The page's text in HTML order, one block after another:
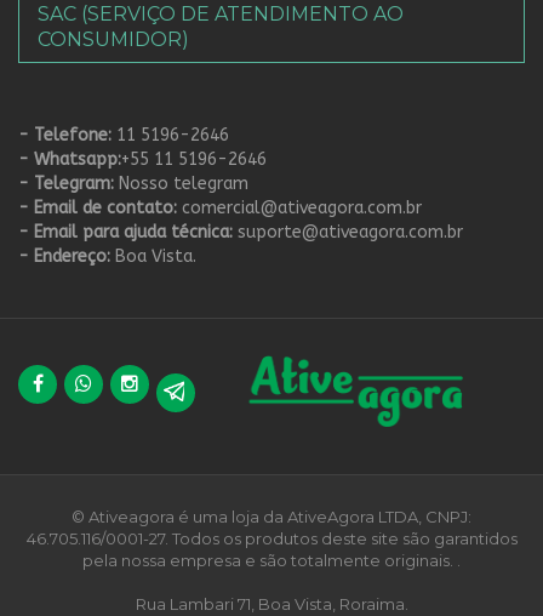
SAC (SERVIÇO DE ATENDIMENTO AO
CONSUMIDOR)
- Telefone: 11 5196-2646
- Whatsapp:+55 11 5196-2646
- Telegram: Nosso telegram
- Email de contato: comercial@ativeagora.com.br
- Email para ajuda técnica: suporte@ativeagora.com.br
- Endereço: Boa Vista.
© Ativeagora é uma loja da AtiveAgora LTDA, CNPJ:
46.705.116/0001-27. Todos os produtos deste site são garantidos
pela nossa empresa e são totalmente originais. .
Rua Lambari 71, Boa Vista, Roraima.